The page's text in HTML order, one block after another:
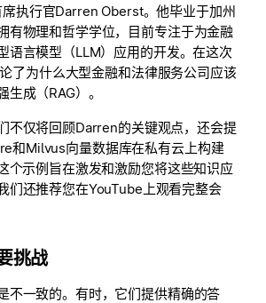
执行官Darren Oberst。他毕业于加州
有物理和哲学学位，目前专注于为金融
语言模型（LLM）应用的开发。在这次
了为什么大型金融和法律服务公司应该
成（RAG）。
不仅将回顾Darren的关键观点，还会提
和Milvus向量数据库在私有云上构建
个示例旨在激发和激励您将这些知识应
们还推荐您在YouTube上观看完整会
挑战
不一致的。有时，它们提供精确的答